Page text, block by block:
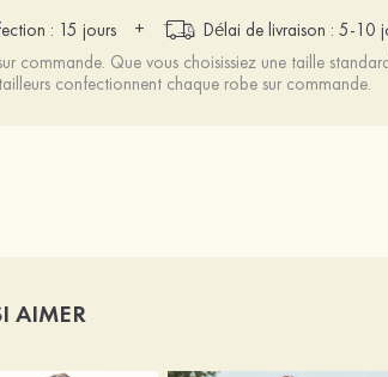
: 15 jours
+ Délai de livraison : 5-10
commande. Que vous choisissiez une taille
confectionnent chaque robe sur commande.
AIMER